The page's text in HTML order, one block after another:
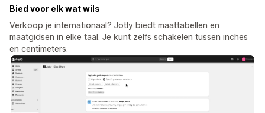
Bied voor elk wat wils
Verkoop je internationaal? Jotly biedt maattabellen en
maatgidsen in elke taal. Je kunt zelfs schakelen tussen inches
en centimeters.